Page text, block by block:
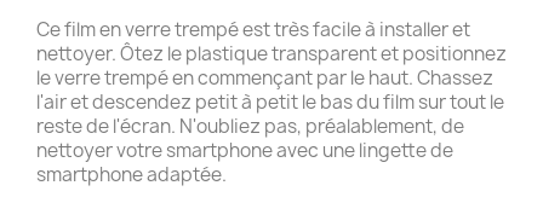
Ce film en verre trempé est très facile à installer et
nettoyer. Ôtez le plastique transparent et positionnez
le verre trempé en commençant par le haut. Chassez
l'air et descendez petit à petit le bas du film sur tout le
reste de l'écran. N'oubliez pas, préalablement, de
nettoyer votre smartphone avec une lingette de
smartphone adaptée.